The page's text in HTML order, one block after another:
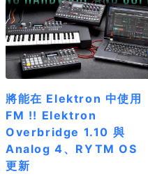
將能在 Elektron 中使用
FM !! Elektron
Overbridge 1.10 與
Analog 4、RYTM OS
更新